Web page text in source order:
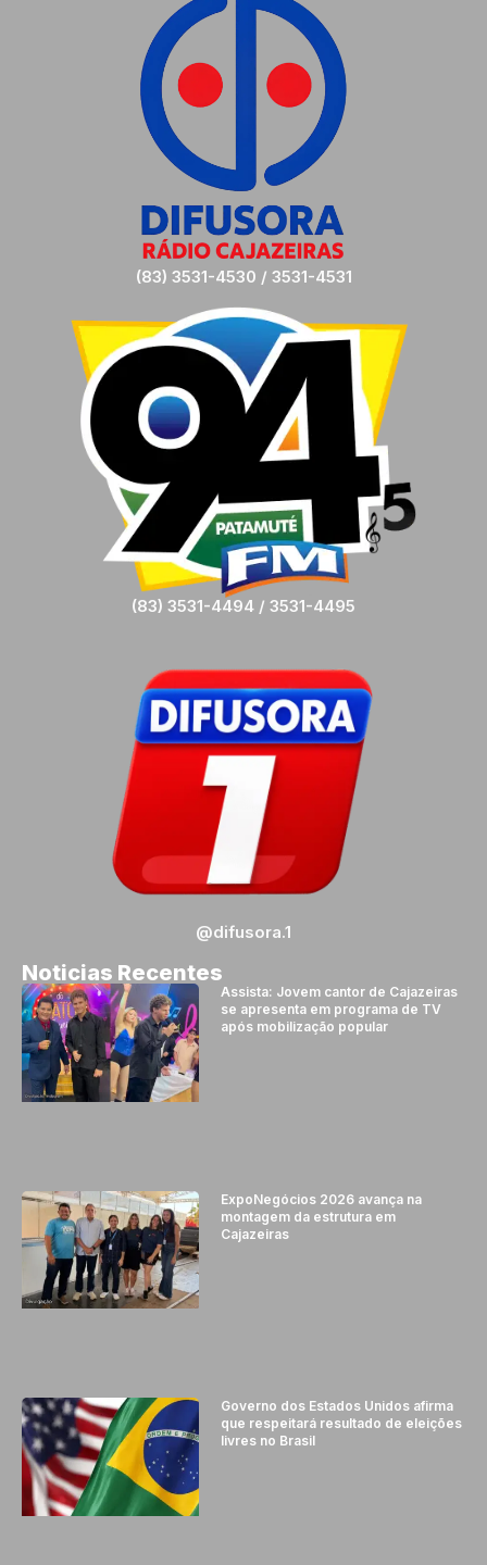
(83) 3531-4530 / 3531-4531
(83) 3531-4494 / 3531-4495
@difusora.1
Noticias Recentes
Assista: Jovem cantor de Cajazeiras
se apresenta em programa de TV
após mobilização popular
ExpoNegócios 2026 avança na
montagem da estrutura em
Cajazeiras
Governo dos Estados Unidos afirma
que respeitará resultado de eleições
livres no Brasil